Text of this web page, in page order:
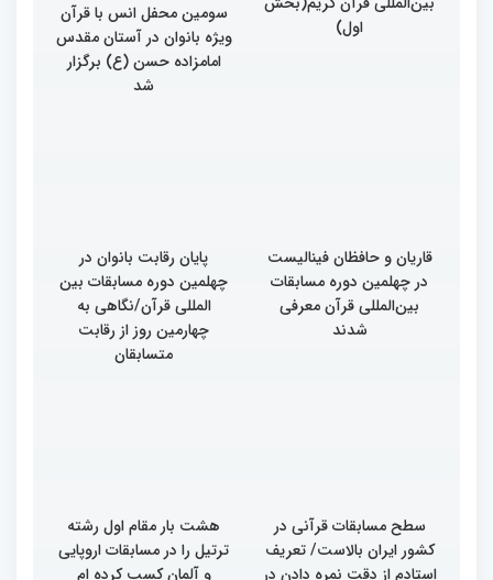
گزارش تصویری چهارمین
روز رقابت بخش برادران
سومین محفل انس با قرآن
ویژه بانوان در آستان مقدس
امامزاده حسن (ع) برگزار
شد
قاریان و حافظان فینالیست‌
در چهلمین دوره مسابقات
بین‌المللی قرآن معرفی
پایان رقابت بانوان در
چهلمین دوره مسابقات بین
المللی قرآن/نگاهی به
چهارمین روز از رقابت
سطح مسابقات قرآنی در
کشور ایران بالاست/ تعریف
هشت بار مقام اول رشته
ترتیل را در مسابقات اروپایی